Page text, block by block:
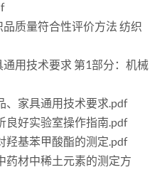
质量符合性评价方法 纺织
用技术要求 第1部分：机械
、家具通用技术要求.pdf
良好实验室操作指南.pdf
羟基苯甲酸酯的测定.pdf
药材中稀土元素的测定方